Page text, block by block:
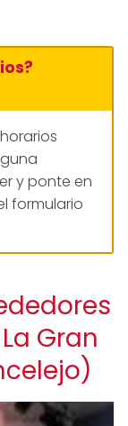
y ponte en
formulario
Gran